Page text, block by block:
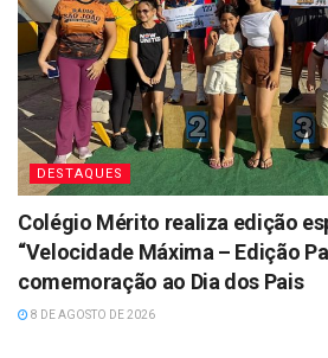
DESTAQUES
Colégio Mérito realiza edição
“Velocidade Máxima – Edição
comemoração ao Dia dos Pais
8 DE AGOSTO DE 2026